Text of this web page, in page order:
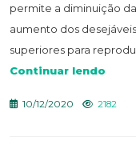
permite a diminuição
aumento dos
superiores para
Continuar lendo
10/12/2020 2182